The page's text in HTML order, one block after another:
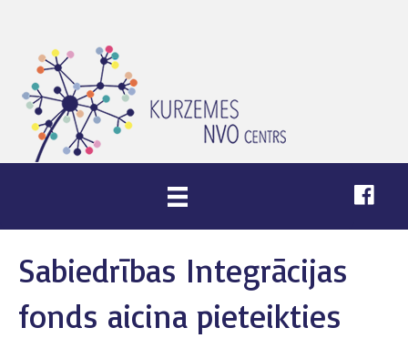
Sabiedrības Integrācijas
fonds aicina pieteikties